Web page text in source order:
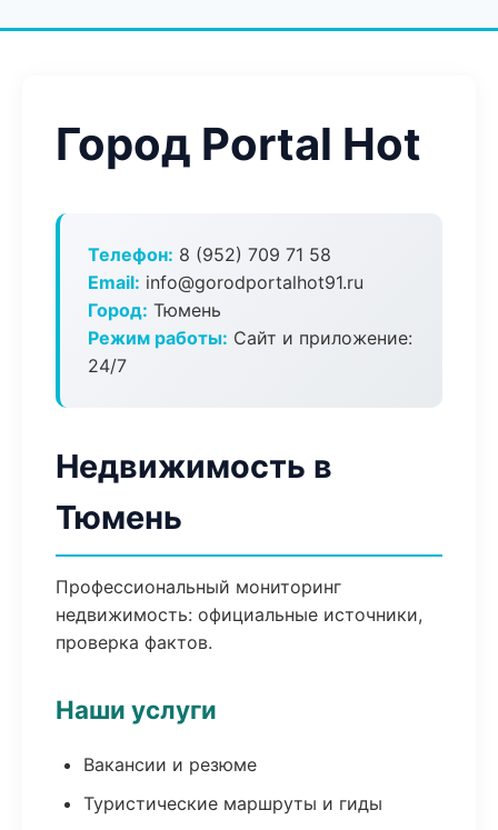
Город Portal Hot
Телефон: 8 (952) 709 71 58
Email: info@gorodportalhot91.ru
Город: Тюмень
Режим работы: Сайт и приложение:
24/7
Недвижимость в
Тюмень
Профессиональный мониторинг
недвижимость: официальные источники,
проверка фактов.
Наши услуги
Вакансии и резюме
Туристические маршруты и гиды